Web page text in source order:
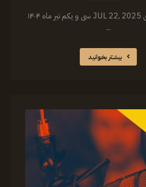
‏‎با علیرضا میبدی JUL 22, 2025 سی و یکم تیر ماه ۱۴۰۴
...
بیشتر بخوانید